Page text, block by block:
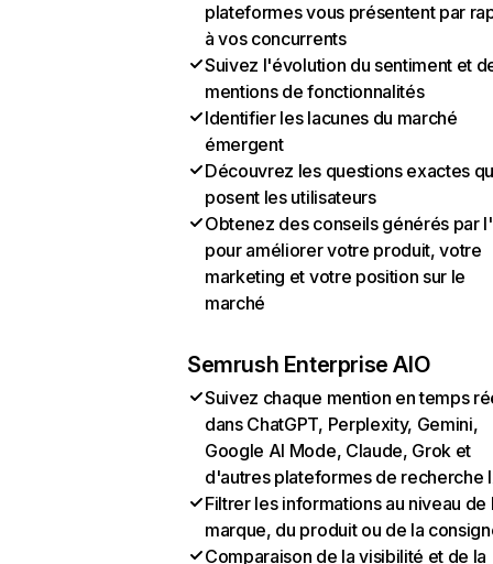
plateformes vous présentent par
à vos concurrents
Suivez l'évolution du sentiment et
mentions de fonctionnalités
Identifier les lacunes du marché
émergent
Découvrez les questions exactes
posent les utilisateurs
Obtenez des conseils générés par
pour améliorer votre produit, votre
marketing et votre position sur le
marché
Semrush Enterprise AIO
Suivez chaque mention en temps
dans ChatGPT, Perplexity, Gemini,
Google AI Mode, Claude, Grok et
d'autres plateformes de recherche
Filtrer les informations au niveau de
marque, du produit ou de la
Comparaison de la visibilité et de la